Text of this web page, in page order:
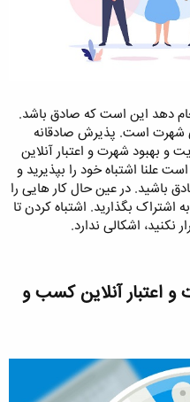
دهد این است که صادق باشد.
شهرت است. پذیرش صادقانه
و بهبود شهرت و اعتبار آنلاین
اشتباه خود را بپذیرید و
باشید. در عین حال کار هایی را
اشتراک بگذارید. اشتباه کردن تا
نکنید، اشکالی ندارد.
اعتبار آنلاین کسب و